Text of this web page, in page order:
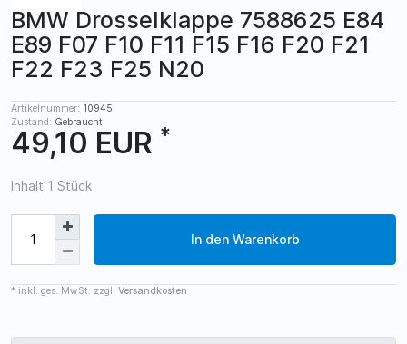
BMW Drosselklappe 7588625 E84
E89 F07 F10 F11 F15 F16 F20 F21
F22 F23 F25 N20
Artikelnummer: 10945
Zustand: Gebraucht
49,10 EUR *
Inhalt 1 Stück
In den Warenkorb
* inkl. ges. MwSt. zzgl. Versandkosten